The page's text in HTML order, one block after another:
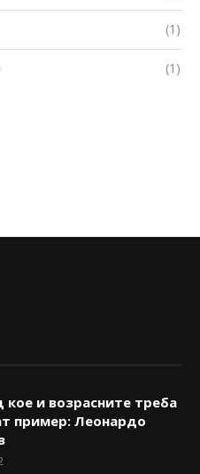
(1)
(1)
кое и возрасните треба
пример: Леонардо